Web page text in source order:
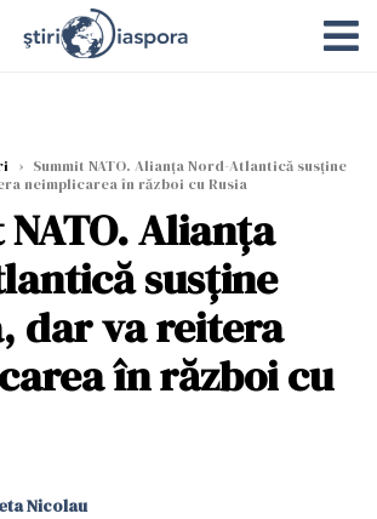
› Summit NATO. Alianţa Nord-Atlantică susţine
neimplicarea în război cu Rusia
Alianţa
susţine
dar va reitera
în război cu
Nicolau